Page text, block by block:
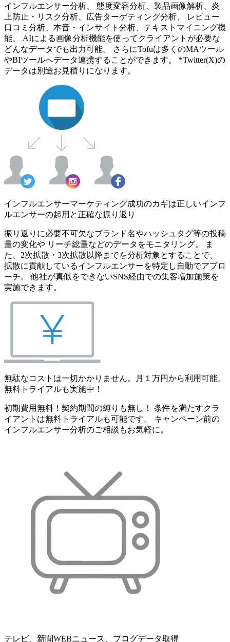
インフルエンサー分析、 態度変容分析、製品画像解析、炎
上防止・リスク分析、広告ターゲティング分析、 レビュー
口コミ分析、本音・インサイト分析、テキストマイニング機
能、 AIによる画像分析機能を使ってクライアントが必要な
どんなデータでも出力可能。 さらにTofuは多くのMAツール
やBIツールへデータ連携することができます。 *Twitter(X)の
データは別途お見積りになります。
インフルエンサーマーケティング成功のカギは正しいインフ
ルエンサーの起用と正確な振り返り
振り返りに必要不可欠なブランド名やハッシュタグ等の投稿
量の変化や リーチ総量などのデータをモニタリング。 ま
た、2次拡散・3次拡散以降までを分析対象とすることで、
拡散に貢献しているインフルエンサーを特定し自動でアプロ
ーチ。 他社が真似をできないSNS経由での集客増加施策を
実施できます。
無駄なコストは一切かかりません。月１万円から利用可能。
無料トライアルも実施中！
初期費用無料！契約期間の縛りも無し！ 条件を満たすクラ
イアントは無料トライアルも可能です。 キャンペーン前の
インフルエンサー分析のご相談もお気軽に。
テレビ、新聞WEBニュース、ブログデータ取得